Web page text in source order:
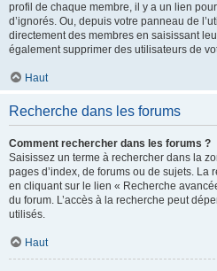
profil de chaque membre, il y a un lien
d’ignorés. Ou, depuis votre panneau de
directement des membres en saisissant
également supprimer des utilisateurs de
Haut
Recherche dans les forums
Comment rechercher dans les forums ?
Saisissez un terme à rechercher dans la
pages d’index, de forums ou de sujets. La
en cliquant sur le lien « Recherche
du forum. L’accès à la recherche peut
utilisés.
Haut